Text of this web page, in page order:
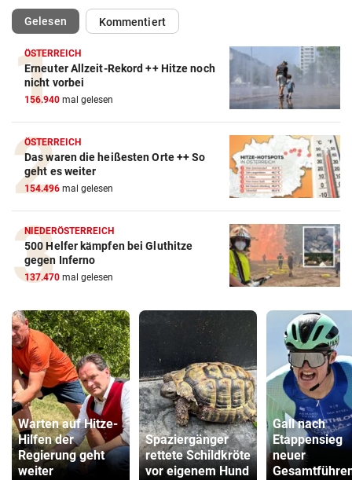
Gelesen(ausgewählt)Kommentiert
ÖSTERREICH
Erneuter Allzeit-Rekord ++ Hitze noch
nicht vorbei
156.940 mal gelesen
ÖSTERREICH
Das waren die heißesten Orte ++ So
geht es weiter
154.496 mal gelesen
NIEDERÖSTERREICH
500 Helfer kämpfen bei Gluthitze
gegen Inferno
137.470 mal gelesen
Warten auf Hitze-
Hilfen der
Regierung geht
weiter
Spaziergänger
rettete Schildkröte
vor eigenem Hund
Gall nach
Etappensieg
neuer